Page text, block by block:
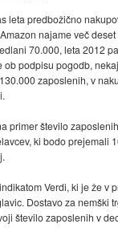
leta predbožično
najame več
70.000, leta 2012
podpisu pogodb,
zaposlenih, v
primer število
ki bodo prejemali
Verdi, ki je že
Dostavo za
število zaposlenih v